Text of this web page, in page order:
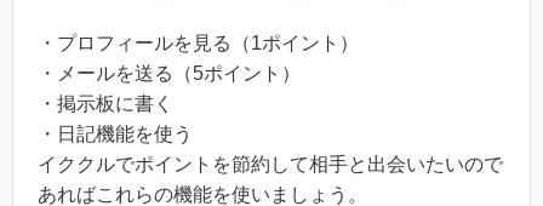
・プロフィールを見る（1ポイント）
・メールを送る（5ポイント）
・掲示板に書く
・日記機能を使う
イククルでポイントを節約して相手と出会いたいので
あればこれらの機能を使いましょう。